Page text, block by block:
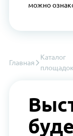
можно
Главная
Каталог
площадок